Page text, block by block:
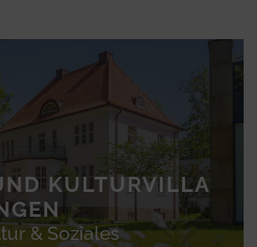
KULTURVILLA
& Soziales